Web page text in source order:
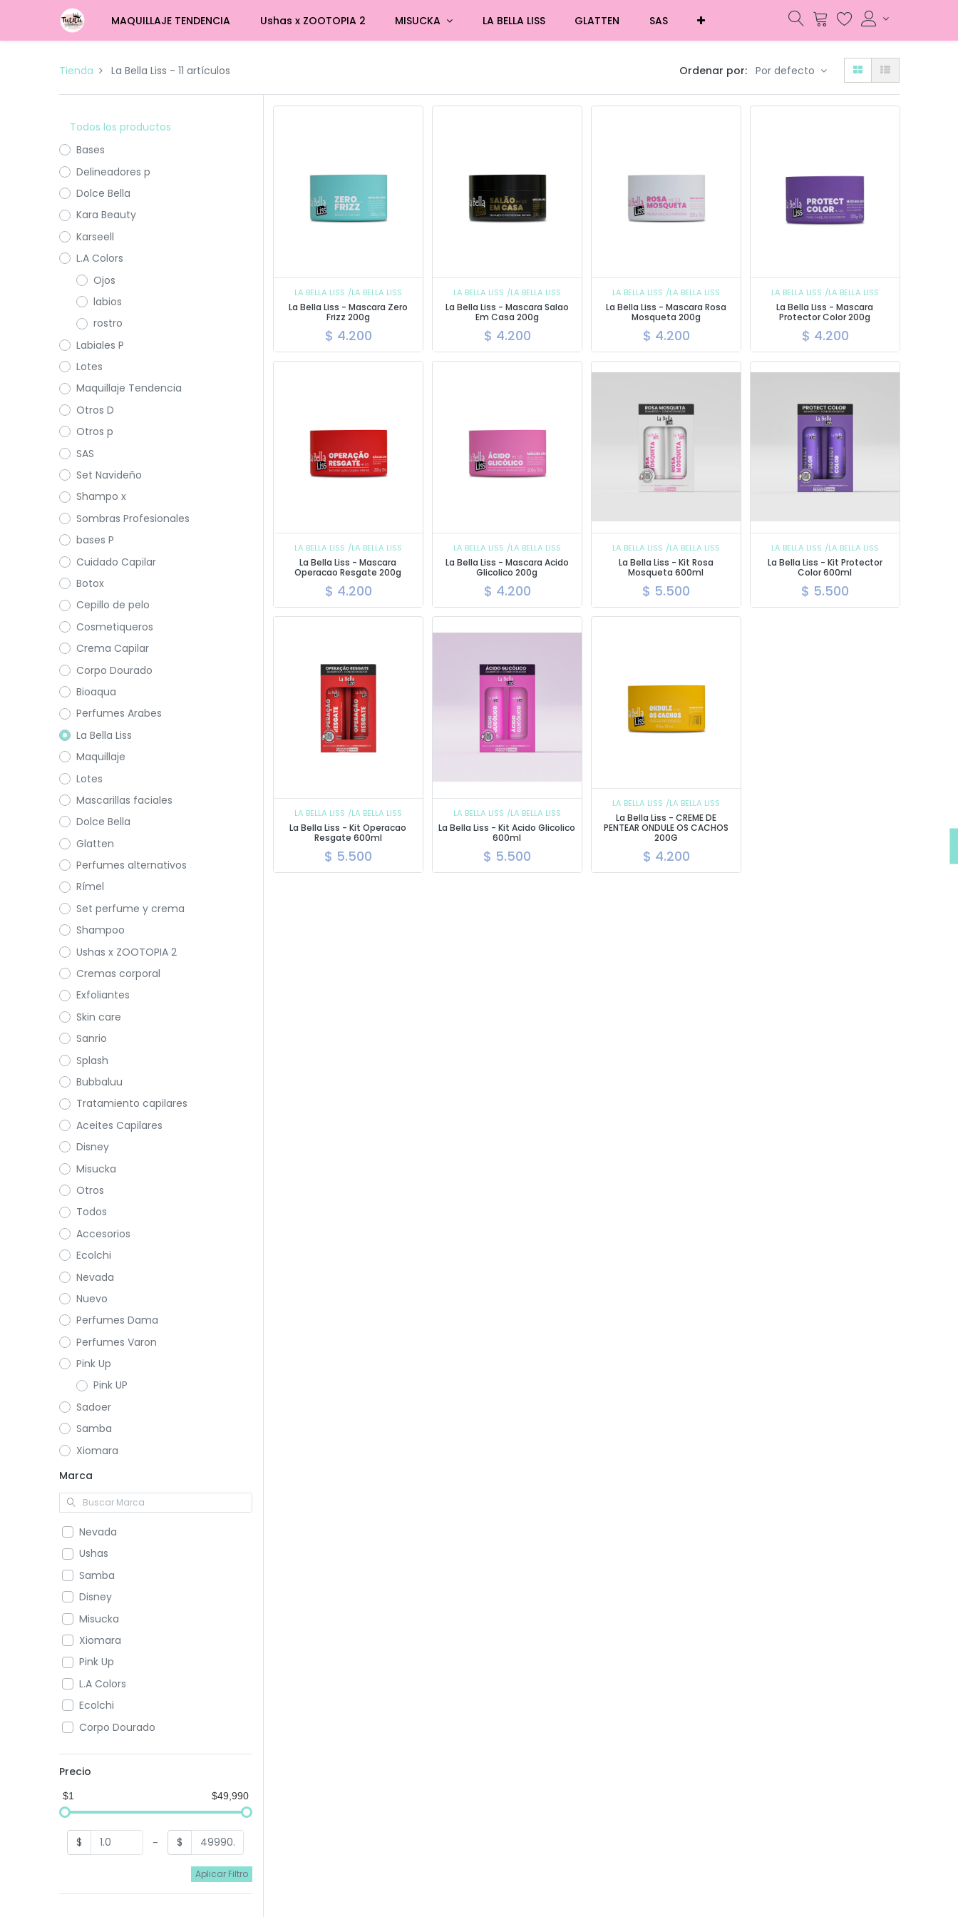
MAQUILLAJE TENDENCIA Ushas x ZOOTOPIA 2 MISUCKA LA BELLA LISS GLATTEN SAS
Tienda La Bella Liss - 11 artículos Ordenar por: Por defecto
Todos los productos
Bases
Delineadores p
Dolce Bella
Kara Beauty
Karseell
L.A Colors
Ojos
labios
rostro
Labiales P
Lotes
Maquillaje Tendencia
Otros D
Otros p
SAS
Set Navideño
Shampo x
Sombras Profesionales
bases P
Cuidado Capilar
Botox
Cepillo de pelo
Cosmetiqueros
Crema Capilar
Corpo Dourado
Bioaqua
Perfumes Arabes
La Bella Liss
Maquillaje
Lotes
Mascarillas faciales
Dolce Bella
Glatten
Perfumes alternativos
Rímel
Set perfume y crema
Shampoo
Ushas x ZOOTOPIA 2
Cremas corporal
Exfoliantes
Skin care
Sanrio
Splash
Bubbaluu
Tratamiento capilares
Aceites Capilares
Disney
Misucka
Otros
Todos
Accesorios
Ecolchi
Nevada
Nuevo
Perfumes Dama
Perfumes Varon
Pink Up
Pink UP
Sadoer
Samba
Xiomara
Marca
Nevada
Ushas
Samba
Disney
Misucka
Xiomara
Pink Up
L.A Colors
Ecolchi
Corpo Dourado
Bubbaluu
Precio
$1 $49,990
$ - $
Aplicar Filtro
LA BELLA LISS /LA BELLA LISS
La Bella Liss - Mascara Zero
Frizz 200g
$ 4.200
LA BELLA LISS /LA BELLA LISS
La Bella Liss - Mascara Salao
Em Casa 200g
$ 4.200
LA BELLA LISS /LA BELLA LISS
La Bella Liss - Mascara Rosa
Mosqueta 200g
$ 4.200
LA BELLA LISS /LA BELLA LISS
La Bella Liss - Mascara
Protector Color 200g
$ 4.200
LA BELLA LISS /LA BELLA LISS
La Bella Liss - Mascara
Operacao Resgate 200g
$ 4.200
LA BELLA LISS /LA BELLA LISS
La Bella Liss - Mascara Acido
Glicolico 200g
$ 4.200
LA BELLA LISS /LA BELLA LISS
La Bella Liss - Kit Rosa
Mosqueta 600ml
$ 5.500
LA BELLA LISS /LA BELLA LISS
La Bella Liss - Kit Protector
Color 600ml
$ 5.500
LA BELLA LISS /LA BELLA LISS
La Bella Liss - Kit Operacao
Resgate 600ml
$ 5.500
LA BELLA LISS /LA BELLA LISS
La Bella Liss - Kit Acido Glicolico
600ml
$ 5.500
LA BELLA LISS /LA BELLA LISS
La Bella Liss - CREME DE
PENTEAR ONDULE OS CACHOS
200G
$ 4.200